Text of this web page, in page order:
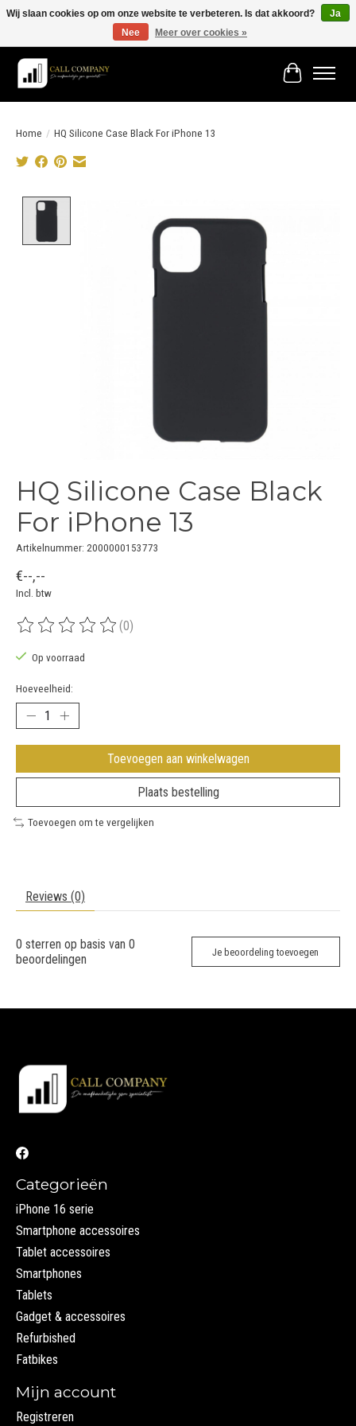
Vóór 19:00 besteld morgen in huis!
Winkelwagen
Home / HQ Silicone Case Black For iPhone 13
HQ Silicone Case Black
For iPhone 13
Artikelnummer: 2000000153773
€--,--
Incl. btw
De beoordeling van dit product is
(0)
Op voorraad
Hoeveelheid:
Toevoegen aan winkelwagen
Plaats bestelling
Toevoegen om te vergelijken
Reviews (0)
0 sterren op basis van 0
beoordelingen
Je beoordeling toevoegen
Categorieën
iPhone 16 serie
Smartphone accessoires
Tablet accessoires
Smartphones
Tablets
Gadget & accessoires
Refurbished
Fatbikes
Mijn account
Registreren
Wij slaan cookies op om onze website te verbeteren. Is dat akkoord?
Ja
Nee
Meer over cookies »